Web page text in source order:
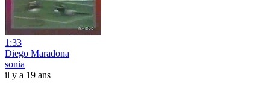
1:33
Diego Maradona
sonia
il y a 19 ans